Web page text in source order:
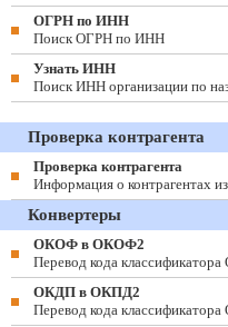
ОГРН по ИНН
Поиск ОГРН по ИНН
Узнать ИНН
Поиск ИНН организации по
Проверка контрагента
Проверка контрагента
Информация о контрагентах
Конвертеры
ОКОФ в ОКОФ2
Перевод кода
ОКДП в ОКПД2
Перевод кода